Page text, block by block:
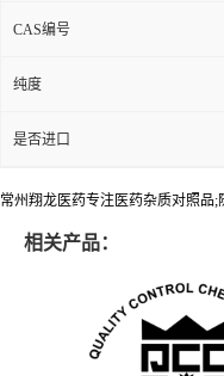
CAS编号
纯度
是否进口
常州翔龙医药专注医药杂质对照品
相关产品：